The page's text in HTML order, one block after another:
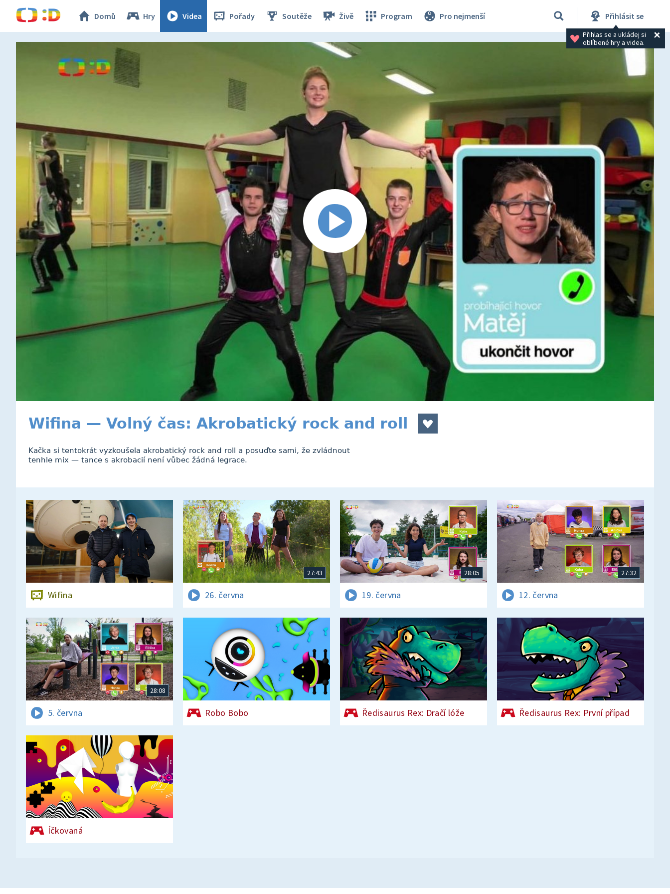
Domů Hry Videa Pořady Soutěže Živě Program Pro nejmenší Přihlásit se
Přihlas se a ukládej si
oblíbené hry a videa.
Wifina — Volný čas: Akrobatický rock and roll
Kačka si tentokrát vyzkoušela akrobatický rock and roll a posuďte sami, že zvládnout
tenhle mix — tance s akrobacií není vůbec žádná legrace.
Wifina
27:43
26. června
28:05
19. června
27:32
12. června
28:08
5. června Robo Bobo Ředisaurus Rex: Dračí lóže Ředisaurus Rex: První případ
Íčkovaná